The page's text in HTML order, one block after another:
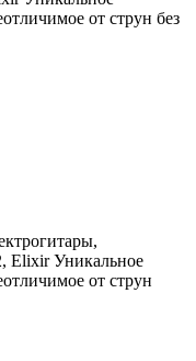
от струн без
Elixir Уникальное
от струн